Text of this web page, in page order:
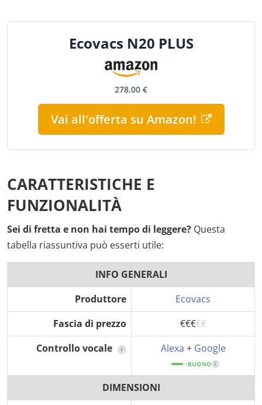
Ecovacs N20 PLUS
278,00 €
Vai all'offerta su Amazon!
CARATTERISTICHE E
FUNZIONALITÀ
Sei di fretta e non hai tempo di leggere? Questa
tabella riassuntiva può esserti utile:
INFO GENERALI
Produttore
Ecovacs
Fascia di prezzo
€€€€€
Controllo vocale
i Alexa + Google
BUONO i
DIMENSIONI